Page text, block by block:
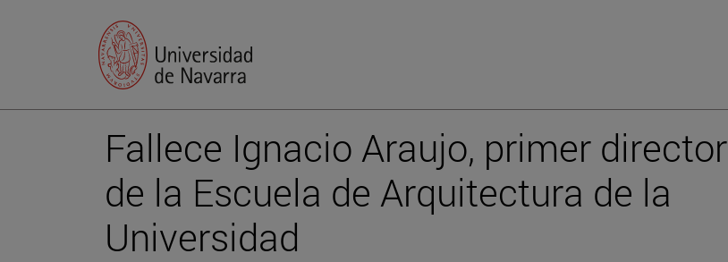
Fallece Ignacio Araujo, primer director
de la Escuela de Arquitectura de la
Universidad